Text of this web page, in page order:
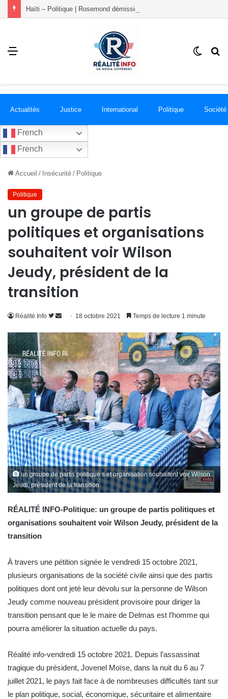
Menu
Switch
Actualités Justice International Politique Société
French
French
Accueil / Insécurité / Politique
Politique
un groupe de partis
politiques et organisations
souhaitent voir Wilson
Jeudy, président de la
transition
Réalité Info
Suivre
Twitter
Envoyer
courriel
18 octobre 2021 Temps de lecture 1 minute
un groupe de partis politique s et organisation souhaitent voir Wilson
Jeudi, président de la transition
RÉALITÉ INFO-Politique: un groupe de partis politiques et
organisations souhaitent voir Wilson Jeudy, président de la
transition
À travers une pétition signée le vendredi 15 octobre 2021,
plusieurs organisations de la société civile ainsi que des partis
politiques dont ont jeté leur dévolu sur la personne de Wilson
Jeudy comme nouveau président provisoire pour diriger la
transition pensant que le le maire de Delmas est l’homme qui
pourra améliorer la situation actuelle du pays.
Réalité info-vendredi 15 octobre 2021. Depuis l’assassinat
tragique du président, Jovenel Moïse, dans la nuit du 6 au 7
juillet 2021, le pays fait face à de nombreuses difficultés tant sur
le plan politique, social, économique, sécuritaire et alimentaire